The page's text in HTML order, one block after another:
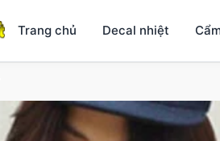
Trang chủ Decal nhiệt